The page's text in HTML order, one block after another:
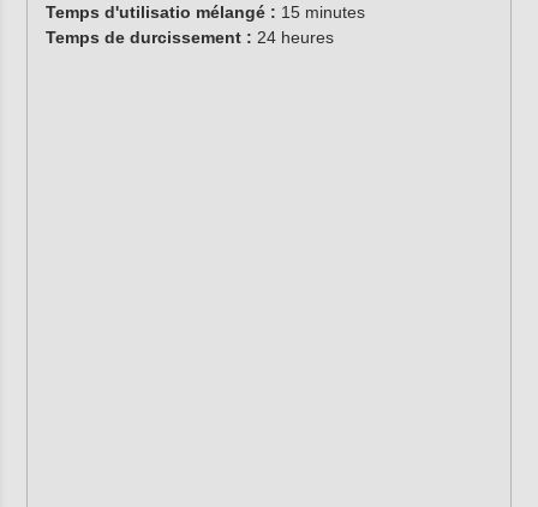
Temps d'utilisatio mélangé : 15 minutes
Temps de durcissement : 24 heures